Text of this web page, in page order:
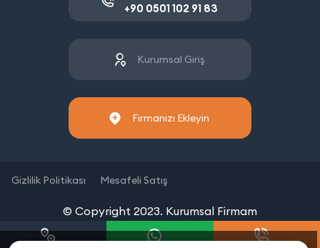
+90 0501 102 91 83
Kurumsal Giriş
Firmanızı Ekleyin
© Copyright 2023. Kurumsal Firmam
Gizlilik Politikası Mesafeli Satış